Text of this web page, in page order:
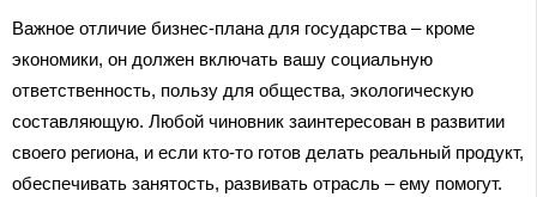
Важное отличие бизнес-плана для государства – кроме
экономики, он должен включать вашу социальную
ответственность, пользу для общества, экологическую
составляющую. Любой чиновник заинтересован в развитии
своего региона, и если кто-то готов делать реальный продукт,
обеспечивать занятость, развивать отрасль – ему помогут.